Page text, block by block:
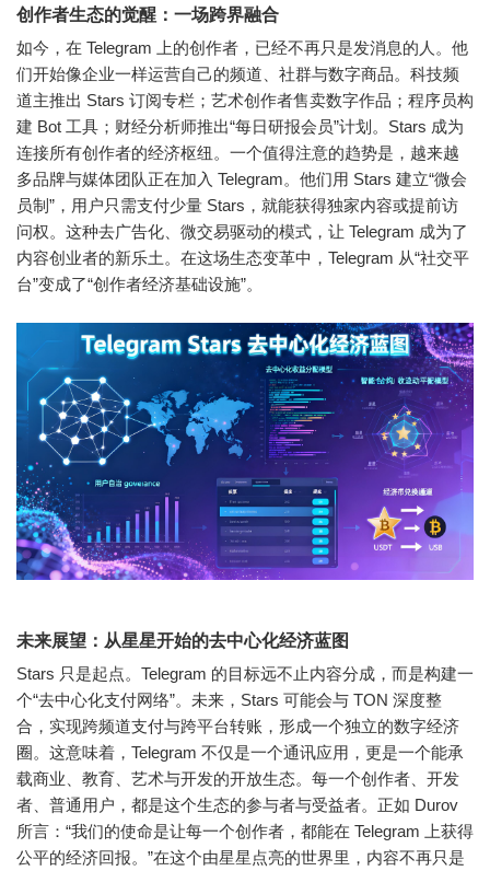
创作者生态的觉醒：一场跨界融合
如今，在 Telegram 上的创作者，已经不再只是发消息的人。他
们开始像企业一样运营自己的频道、社群与数字商品。科技频
道主推出 Stars 订阅专栏；艺术创作者售卖数字作品；程序员构
建 Bot 工具；财经分析师推出“每日研报会员”计划。Stars 成为
连接所有创作者的经济枢纽。一个值得注意的趋势是，越来越
多品牌与媒体团队正在加入 Telegram。他们用 Stars 建立“微会
员制”，用户只需支付少量 Stars，就能获得独家内容或提前访
问权。这种去广告化、微交易驱动的模式，让 Telegram 成为了
内容创业者的新乐土。在这场生态变革中，Telegram 从“社交平
台”变成了“创作者经济基础设施”。
未来展望：从星星开始的去中心化经济蓝图
Stars 只是起点。Telegram 的目标远不止内容分成，而是构建一
个“去中心化支付网络”。未来，Stars 可能会与 TON 深度整
合，实现跨频道支付与跨平台转账，形成一个独立的数字经济
圈。这意味着，Telegram 不仅是一个通讯应用，更是一个能承
载商业、教育、艺术与开发的开放生态。每一个创作者、开发
者、普通用户，都是这个生态的参与者与受益者。正如 Durov
所言：“我们的使命是让每一个创作者，都能在 Telegram 上获得
公平的经济回报。”在这个由星星点亮的世界里，内容不再只是